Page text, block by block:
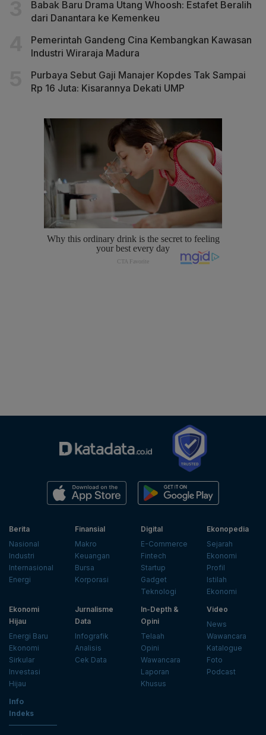
Babak Baru Drama Utang Whoosh: Estafet Beralih
dari Danantara ke Kemenkeu
Pemerintah Gandeng Cina Kembangkan Kawasan
Industri Wiraraja Madura
Purbaya Sebut Gaji Manajer Kopdes Tak Sampai
Rp 16 Juta: Kisarannya Dekati UMP
Berita
Nasional
Industri
Internasional
Energi
Finansial
Makro
Keuangan
Bursa
Korporasi
Digital
E-Commerce
Fintech
Startup
Gadget
Teknologi
Ekonopedia
Sejarah
Ekonomi
Profil
Istilah
Ekonomi
Ekonomi
Hijau
Energi Baru
Ekonomi
Sirkular
Investasi
Hijau
Jurnalisme
Data
Infografik
Analisis
Cek Data
In-Depth &
Opini
Telaah
Opini
Wawancara
Laporan
Khusus
Video
News
Wawancara
Katalogue
Foto
Podcast
Info
Indeks